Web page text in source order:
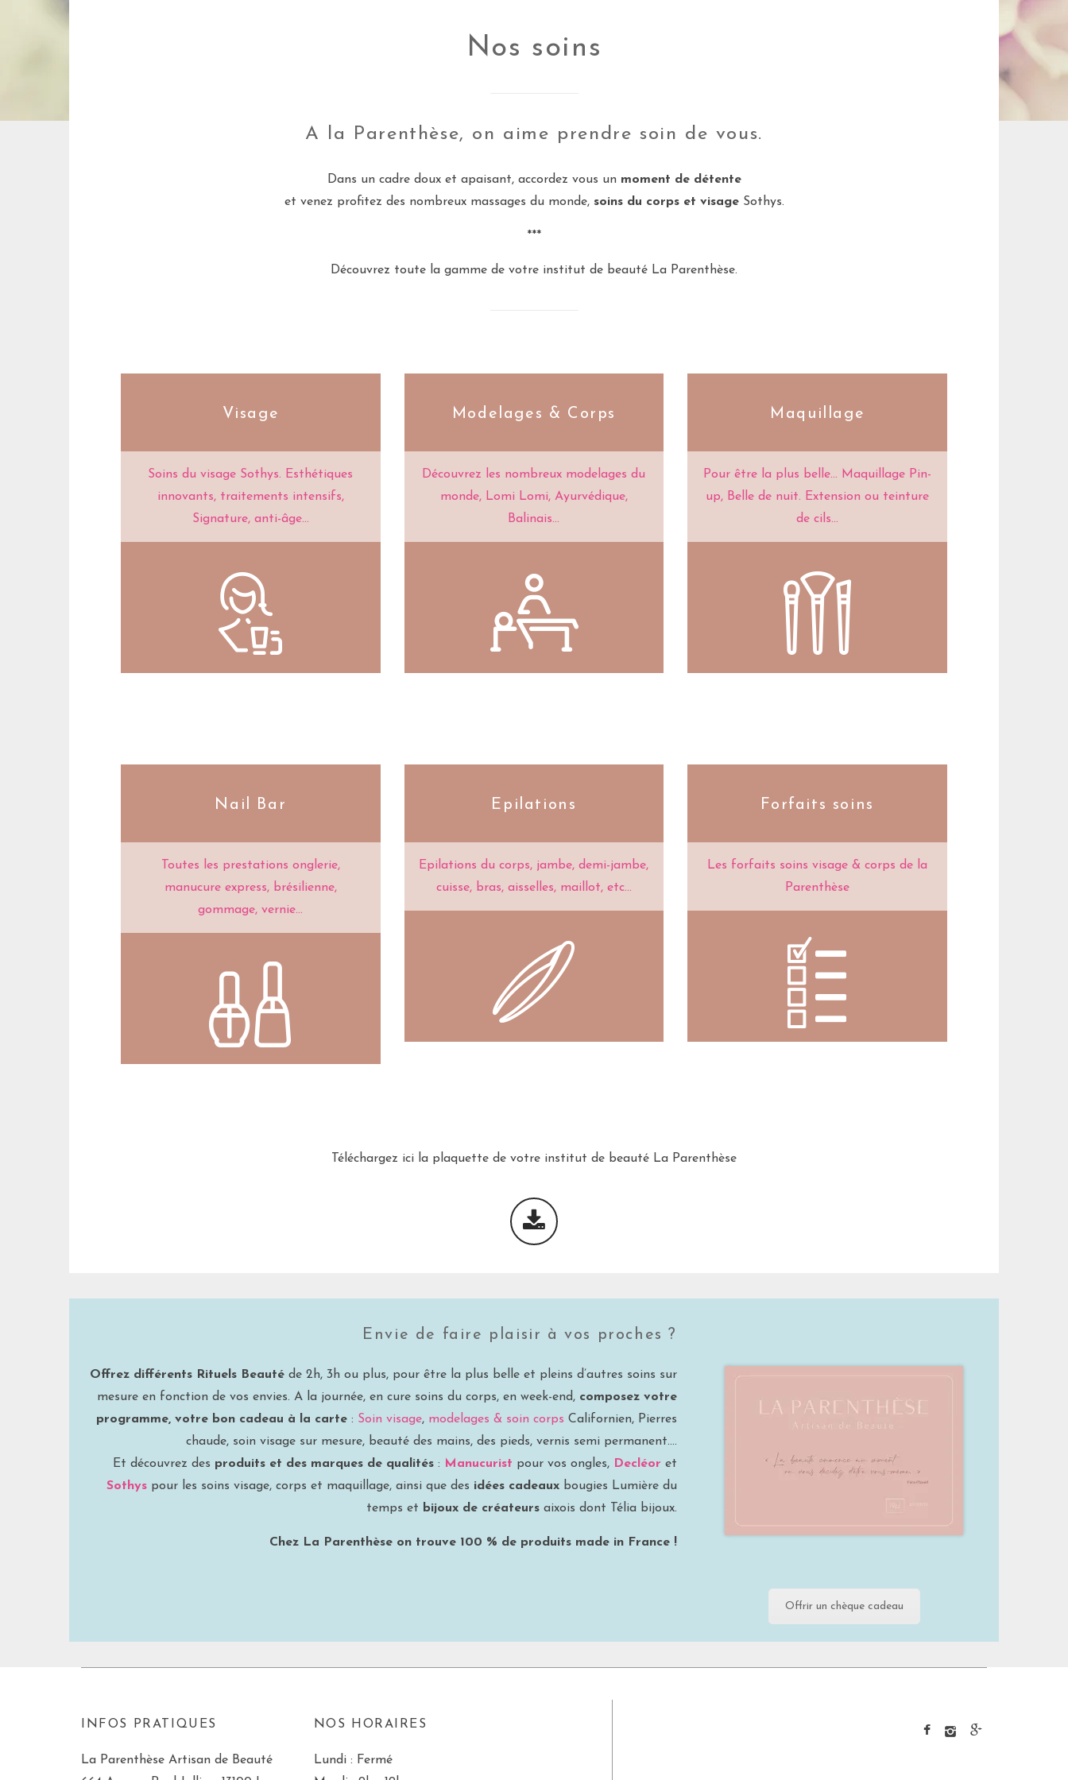
Nos soins
A la Parenthèse, on aime prendre soin de vous.
Dans un cadre doux et apaisant, accordez vous un moment de détente
et venez profitez des nombreux massages du monde, soins du corps et visageSothys.
***
Découvrez toute la gamme de votre institut de beauté La Parenthèse.
Visage
Soins du visage Sothys. Esthétiques
innovants, traitements intensifs,
Signature, anti-âge...
Modelages & Corps
Découvrez les nombreux modelages du
monde, Lomi Lomi, Ayurvédique,
Balinais...
Maquillage
Pour être la plus belle... Maquillage Pin-
up, Belle de nuit. Extension ou teinture
de cils...
Nail Bar
Toutes les prestations onglerie,
manucure express, brésilienne,
gommage, vernie...
Epilations
Epilations du corps, jambe, demi-jambe,
cuisse, bras, aisselles, maillot, etc...
Forfaits soins
Les forfaits soins visage & corps de la
Parenthèse
Téléchargez ici la plaquette de votre institut de beauté La Parenthèse
Envie de faire plaisir à vos proches ?
Offrez différents Rituels Beauté de 2h, 3h ou plus, pour être la plus belle et pleins d’autres soins sur
mesure en fonction de vos envies. A la journée, en cure soins du corps, en week-end, composez votre
programme, votre bon cadeau à la carte : Soin visage, modelages & soin corps Californien, Pierres
chaude, soin visage sur mesure, beauté des mains, des pieds, vernis semi permanent….
Et découvrez des produits et des marques de qualités : Manucurist pour vos ongles, Decléor et
Sothys pour les soins visage, corps et maquillage, ainsi que des idées cadeaux bougies Lumière du
temps et bijoux de créateurs aixois dont Télia bijoux.
Chez La Parenthèse on trouve 100 % de produits made in France !
Offrir un chèque cadeau
INFOS PRATIQUES
La Parenthèse Artisan de Beauté
NOS HORAIRES
Lundi : Fermé